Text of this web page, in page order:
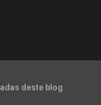
deste blog